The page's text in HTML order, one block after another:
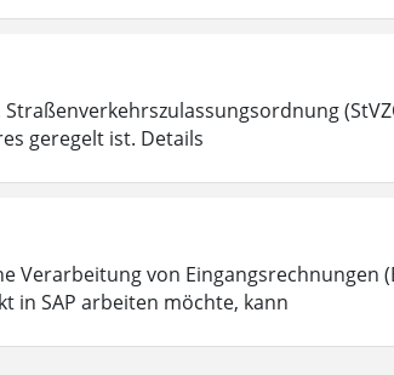
geregelt ist. Details
Verarbeitung von Eingangsrechnungen
in SAP arbeiten möchte, kann